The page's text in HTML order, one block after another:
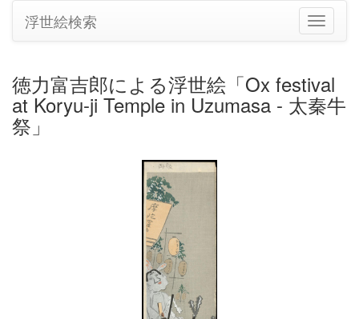
ナ
ビ
シ
ョ
ン
浮世絵検索
徳力富吉郎による浮世絵「Ox festival
at Koryu-ji Temple in Uzumasa - 太秦牛
祭」